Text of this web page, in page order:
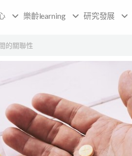
樂齡learning 研究發展
的關聯性